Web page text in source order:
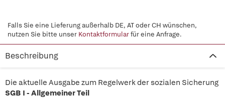
Falls Sie eine Lieferung außerhalb DE, AT oder CH wünschen,
nutzen Sie bitte unser Kontaktformularfür eine Anfrage.
Beschreibung
Die aktuelle Ausgabe zum Regelwerk der sozialen Sicherung
SGB I - Allgemeiner Teil